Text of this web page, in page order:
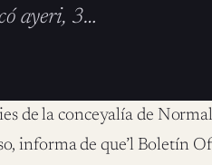
ayeri, 3…
de la conceyalía de
informa de que’l Boletín